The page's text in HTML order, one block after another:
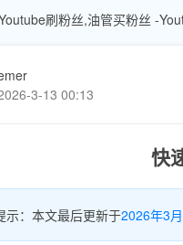
刷粉丝,油管买粉丝 -
3-13 00:13
快
示：本文最后更新于2026年3